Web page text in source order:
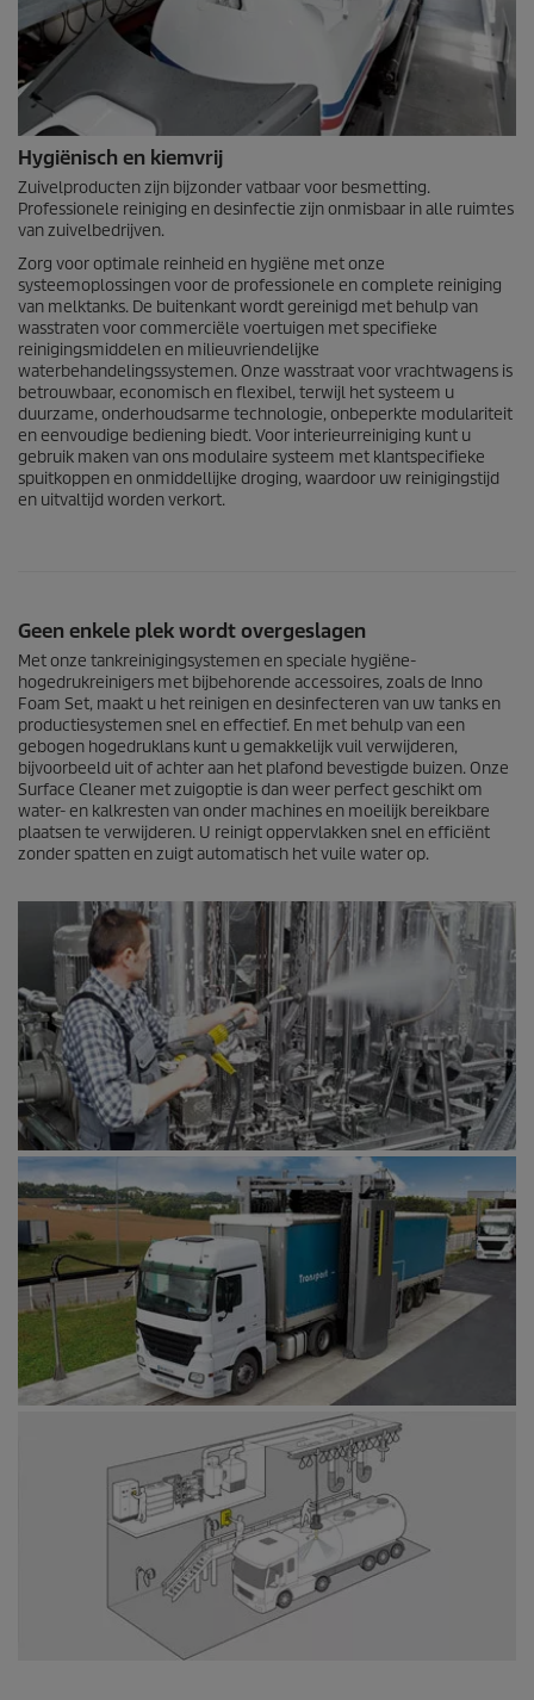
Hygiënisch en kiemvrij
Zuivelproducten zijn bijzonder vatbaar voor besmetting.
Professionele reiniging en desinfectie zijn onmisbaar in alle ruimtes
van zuivelbedrijven.
Zorg voor optimale reinheid en hygiëne met onze
systeemoplossingen voor de professionele en complete reiniging
van melktanks. De buitenkant wordt gereinigd met behulp van
wasstraten voor commerciële voertuigen met specifieke
reinigingsmiddelen en milieuvriendelijke
waterbehandelingssystemen. Onze wasstraat voor vrachtwagens is
betrouwbaar, economisch en flexibel, terwijl het systeem u
duurzame, onderhoudsarme technologie, onbeperkte modulariteit
en eenvoudige bediening biedt. Voor interieurreiniging kunt u
gebruik maken van ons modulaire systeem met klantspecifieke
spuitkoppen en onmiddellijke droging, waardoor uw reinigingstijd
en uitvaltijd worden verkort.
Geen enkele plek wordt overgeslagen
Met onze tankreinigingsystemen en speciale hygiëne-
hogedrukreinigers met bijbehorende accessoires, zoals de Inno
Foam Set, maakt u het reinigen en desinfecteren van uw tanks en
productiesystemen snel en effectief. En met behulp van een
gebogen hogedruklans kunt u gemakkelijk vuil verwijderen,
bijvoorbeeld uit of achter aan het plafond bevestigde buizen. Onze
Surface Cleaner met zuigoptie is dan weer perfect geschikt om
water- en kalkresten van onder machines en moeilijk bereikbare
plaatsen te verwijderen. U reinigt oppervlakken snel en efficiënt
zonder spatten en zuigt automatisch het vuile water op.